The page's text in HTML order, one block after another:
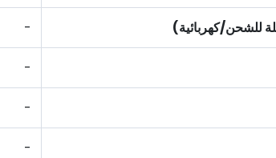
للشحن/كهربائية) -
-
-
-